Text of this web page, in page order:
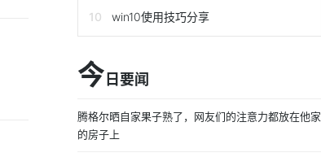
win10使用技巧分享
今 日要闻
腾格尔晒自家果子熟了，网友们的注意力都放在他家
的房子上